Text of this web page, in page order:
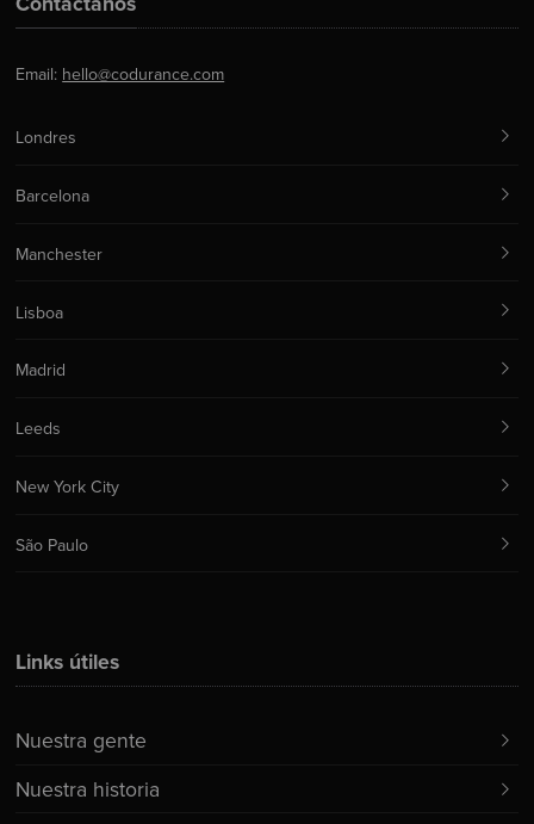
Links útiles
Nuestra gente
Nuestra historia
Email: hello@codurance.com
Londres
Barcelona
Manchester
Lisboa
Madrid
Leeds
New York City
São Paulo